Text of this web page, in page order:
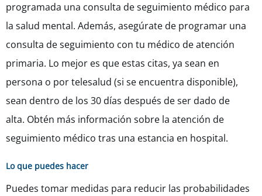
programada una consulta de seguimiento médico para
la salud mental. Además, asegúrate de programar una
consulta de seguimiento con tu médico de atención
primaria. Lo mejor es que estas citas, ya sean en
persona o por telesalud (si se encuentra disponible),
sean dentro de los 30 días después de ser dado de
alta. Obtén más información sobre la atención de
seguimiento médico tras una estancia en hospital.
Lo que puedes hacer
Puedes tomar medidas para reducir las probabilidades